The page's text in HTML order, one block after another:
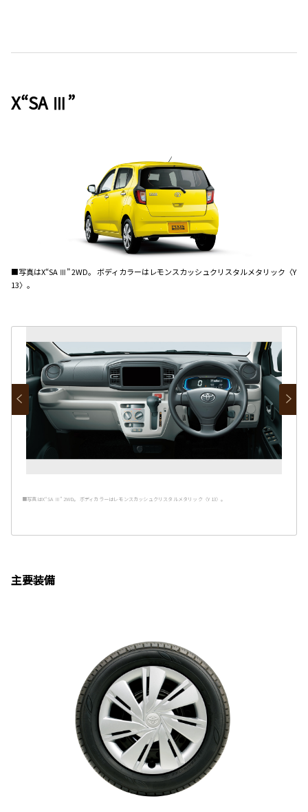
X“SA Ⅲ”
■写真はX“SA Ⅲ” 2WD。 ボディカラーはレモンスカッシュクリスタルメタリック〈Y
13〉。
■写真はX“SA Ⅲ” 2WD。 ボディカラーはレモンスカッシュクリスタルメタリック〈Y13〉。
主要装備